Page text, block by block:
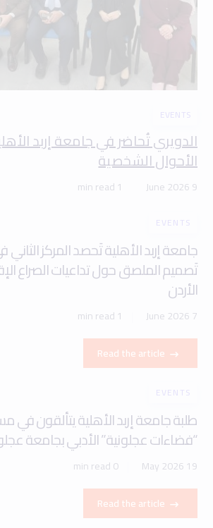
EVENTS
الدويري تُحاضر في جامعة إربد
الأحوال الشخصية
9 June 2026
1 min read
EVENTS
جامعة إربد الأهلية تَحصد المركز
تَصميم الملصق حول تداعيات الصراع
الأردن
7 June 2026
1 min read
Read the article
EVENTS
طلبة جامعة إربد الأهلية يتألقون
“فضاءات عجلونية” الأدبي بجامعة
19 May 2026
0 min read
Read the article